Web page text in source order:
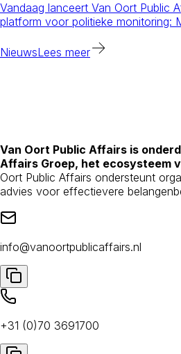
Vandaag lanceert Van Oort Public
platform voor politieke monitoring:
NieuwsLees meer
Van Oort Public Affairs is
Affairs Groep, het ecosysteem
Oort Public Affairs ondersteunt
advies voor effectievere
info@vanoortpublicaffairs.nl
+31 (0)70 3691700